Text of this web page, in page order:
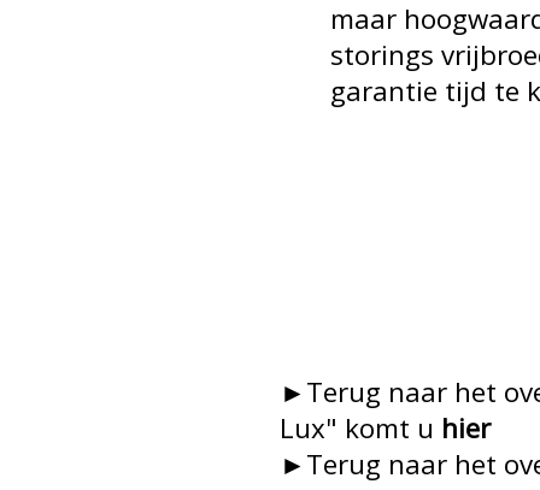
maar
storings
garantie tijd te
►Terug naar het
Lux" komt u hier
►Terug naar het